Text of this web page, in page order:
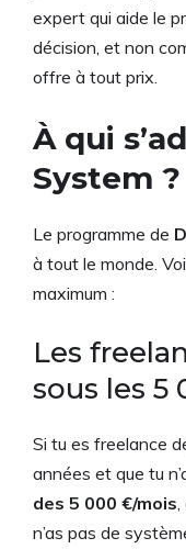
expert qui aide le
décision, et non
offre à tout prix.
À qui
System ?
Le programme de
à tout le monde.
maximum :
Les
sous les 5
Si tu es freelance
années et que tu
des 5 000 €/mois
n’as pas de